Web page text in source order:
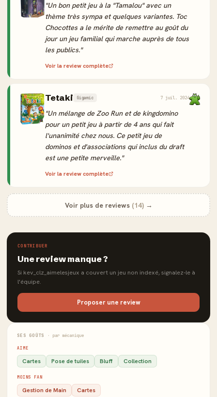
"Un bon petit jeu à la "Tamalou" avec un
thème très sympa et quelques variantes. Toc
Chocottes a le mérite de remettre au goût du
jour un jeu familial qui marche auprès de tous
les publics."
Voir la review complète
Tetaki Gigamic 7 juil. 2024
"Un mélange de Zoo Run et de kingdomino
pour un petit jeu à partir de 4 ans qui fait
l'unanimité chez nous. Ce petit jeu de
dominos et d'associations qui inclus du draft
est une petite merveille."
Voir la review complète
Voir plus de reviews (14)→
CONTRIBUER
Une review manque ?
Si kev_clz_aimelesjeux a couvert un jeu non indexé, signalez-le à
l'équipe.
Proposer une review
SES GOÛTS · par mécanique
AIME
Cartes Pose de tuiles Bluff Collection
MOINS FAN
Gestion de Main Cartes